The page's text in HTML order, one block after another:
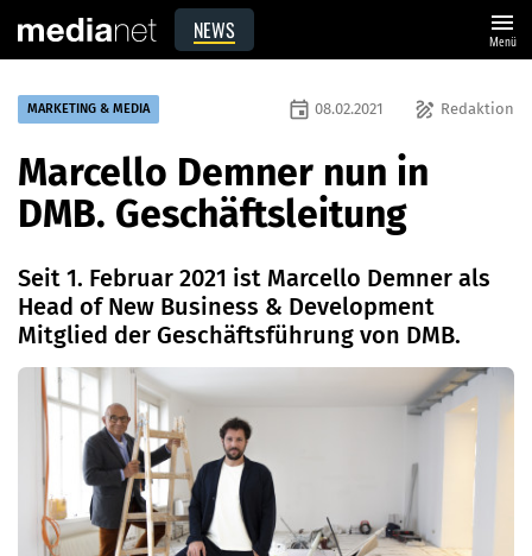
NEWS menu
Menü
MARKETING & MEDIA draw Redaktion
event 08.02.2021
Marcello Demner nun in
DMB. Geschäftsleitung
Seit 1. Februar 2021 ist Marcello Demner als
Head of New Business & Development
Mitglied der Geschäftsführung von DMB.